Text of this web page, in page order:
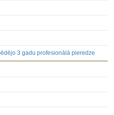
3 gadu profesionālā pieredze